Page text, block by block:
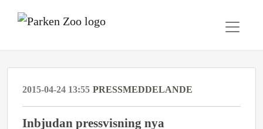
2015-04-24 13:55 PRESSMEDDELANDE
Inbjudan pressvisning nya